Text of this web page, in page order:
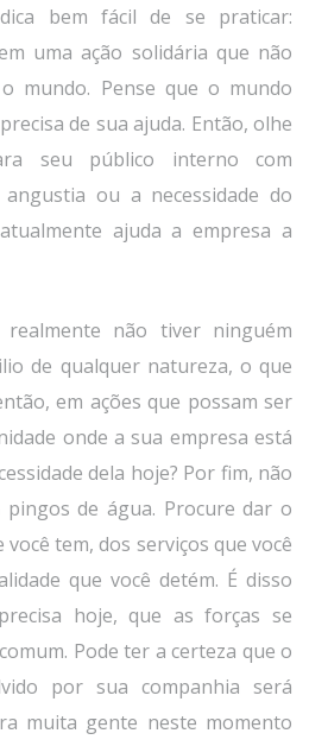
bem fácil de se praticar:
uma ação solidária que não
mundo. Pense que o mundo
de sua ajuda. Então, olhe
seu público interno com
ou a necessidade do
ajuda a empresa a
realmente não tiver ninguém
de qualquer natureza, o que
em ações que possam ser
onde a sua empresa está
dela hoje? Por fim, não
de água. Procure dar o
tem, dos serviços que você
que você detém. É disso
hoje, que as forças se
Pode ter a certeza que o
por sua companhia será
muita gente neste momento